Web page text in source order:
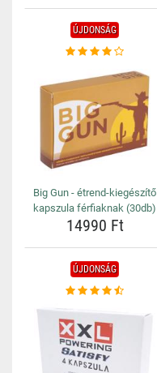
ÚJDONSÁG
Big Gun - étrend-kiegészítő
kapszula férfiaknak (30db)
14990 Ft
ÚJDONSÁG